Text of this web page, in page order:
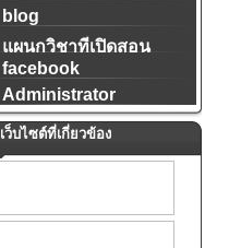
blog
แผนกวิชาทีเปิดสอน
facebook
Administrator
เว็บไซต์ที่เกี่ยวข้อง